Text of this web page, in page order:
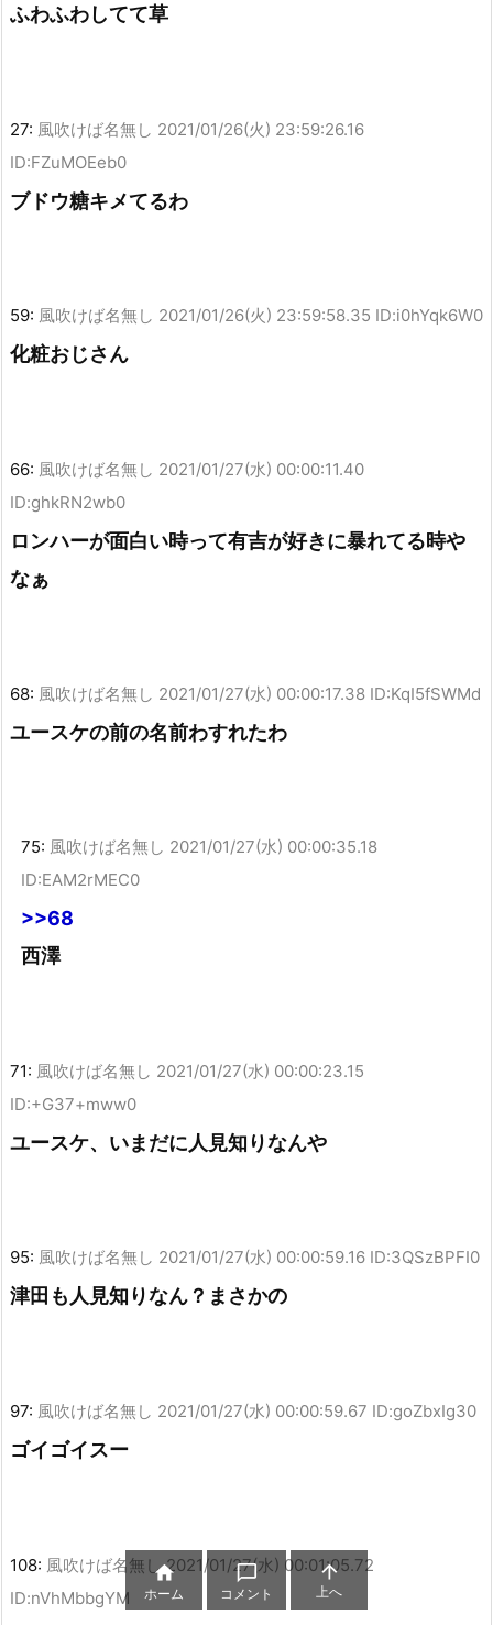
ふわふわしてて草
27: 風吹けば名無し 2021/01/26(火) 23:59:26.16
ID:FZuMOEeb0
ブドウ糖キメてるわ
59: 風吹けば名無し 2021/01/26(火) 23:59:58.35 ID:i0hYqk6W0
化粧おじさん
66: 風吹けば名無し 2021/01/27(水) 00:00:11.40
ID:ghkRN2wb0
ロンハーが面白い時って有吉が好きに暴れてる時や
なぁ
68: 風吹けば名無し 2021/01/27(水) 00:00:17.38 ID:KqI5fSWMd
ユースケの前の名前わすれたわ
75: 風吹けば名無し 2021/01/27(水) 00:00:35.18
ID:EAM2rMEC0
>>68
西澤
71: 風吹けば名無し 2021/01/27(水) 00:00:23.15
ID:+G37+mww0
ユースケ、いまだに人見知りなんや
95: 風吹けば名無し 2021/01/27(水) 00:00:59.16 ID:3QSzBPFI0
津田も人見知りなん？まさかの
97: 風吹けば名無し 2021/01/27(水) 00:00:59.67 ID:goZbxIg30
ゴイゴイスー
108: 風吹けば名無し 2021/01/27(水) 00:01:05.72
ID:nVhMbbgYM

ホーム

コメント

上へ